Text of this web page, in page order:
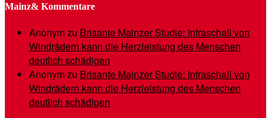
Mainz& Kommentare
Anonymzu Brisante Mainzer Studie: Infraschall von
Windrädern kann die Herzleistung des Menschen
deutlich schädigen
Anonymzu Brisante Mainzer Studie: Infraschall von
Windrädern kann die Herzleistung des Menschen
deutlich schädigen